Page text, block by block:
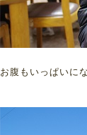
お腹もいっぱいに